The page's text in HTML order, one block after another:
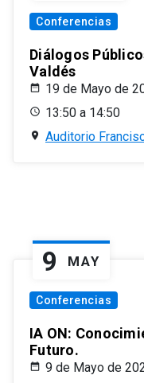
Conferencias
Diálogos
Valdés
19 de Mayo de
13:50 a 14:50
Auditorio
9 MAY
Conferencias
IA ON:
Futuro.
9 de Mayo de